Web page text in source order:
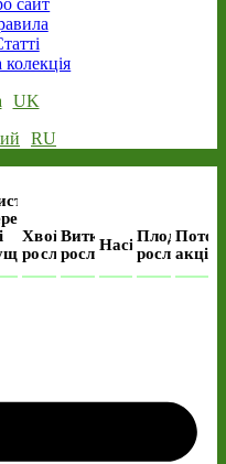
сайт
UK
RU
і
Хвойні
рослини
Виткі
рослиниНасінняПлодові
рослини
акція